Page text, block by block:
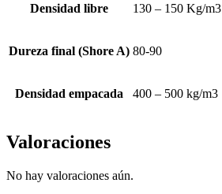
Densidad libre 130 – 150 Kg/m3
Dureza final (Shore A) 80-90
Densidad empacada 400 – 500 kg/m3
Valoraciones
No hay valoraciones aún.